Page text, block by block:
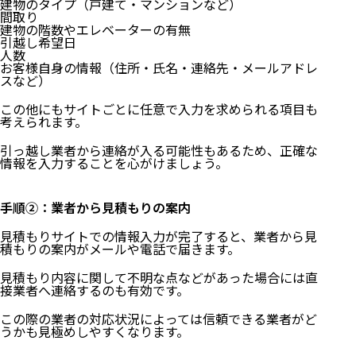
建物のタイプ（戸建て・マンションなど）
間取り
建物の階数やエレベーターの有無
引越し希望日
人数
お客様自身の情報（住所・氏名・連絡先・メールアドレ
スなど）
この他にもサイトごとに任意で入力を求められる項目も
考えられます。
引っ越し業者から連絡が入る可能性もあるため、正確な
情報を入力することを心がけましょう。
手順②：業者から見積もりの案内
見積もりサイトでの情報入力が完了すると、業者から見
積もりの案内がメールや電話で届きます。
見積もり内容に関して不明な点などがあった場合には直
接業者へ連絡するのも有効です。
この際の業者の対応状況によっては信頼できる業者がど
うかも見極めしやすくなります。